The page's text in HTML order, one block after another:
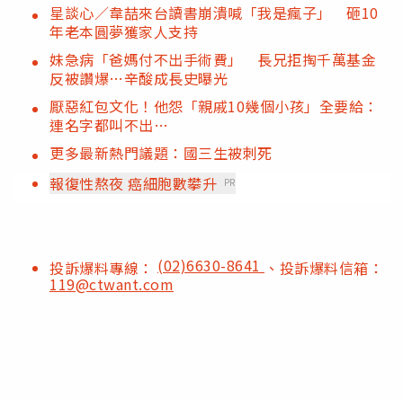
星談心／韋喆來台讀書崩潰喊「我是瘋子」 砸10
年老本圓夢獲家人支持
妹急病「爸媽付不出手術費」 長兄拒掏千萬基金
反被讚爆…辛酸成長史曝光
厭惡紅包文化！他怨「親戚10幾個小孩」全要給：
連名字都叫不出…
更多最新熱門議題：國三生被刺死
報復性熬夜 癌細胞數攀升 PR
投訴爆料專線： (02)6630-8641 、投訴爆料信箱：
119@ctwant.com